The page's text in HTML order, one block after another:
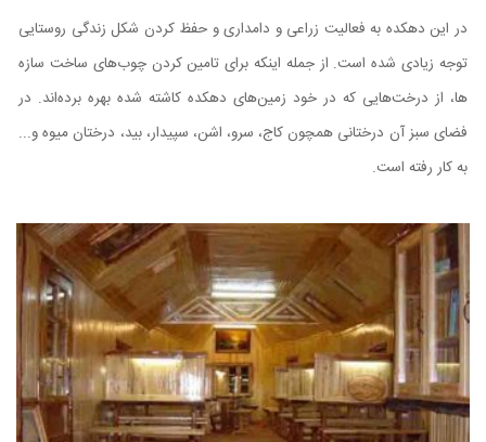
در این دهکده به فعالیت زراعی و دامداری و حفظ کردن شکل زندگی روستایی
توجه زیادی شده است. از جمله اینکه برای تامین کردن چوب‌های ساخت سازه
ها، از درخت‌هایی که در خود زمین‌های دهکده کاشته شده بهره برده‌اند. در
فضای سبز آن درختانی همچون کاج، سرو، اشن، سپیدار، بید، درختان میوه و...
به کار رفته است.